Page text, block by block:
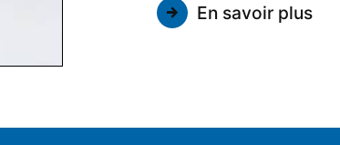
En savoir plus